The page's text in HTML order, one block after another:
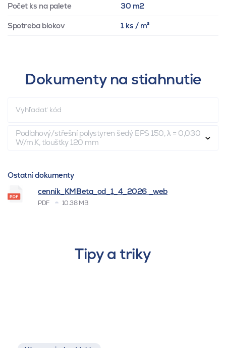
Počet ks na palete 30 m2
Spotreba blokov 1 ks / m²
Dokumenty na stiahnutie
Podlahový/střešní polystyren šedý EPS 150, λ = 0,030
W/m.K, tloušťky 120 mm
Ostatní dokumenty
cenník_KMBeta_od_1_4_2026 _web
PDF 10.38 MB
Tipy a triky